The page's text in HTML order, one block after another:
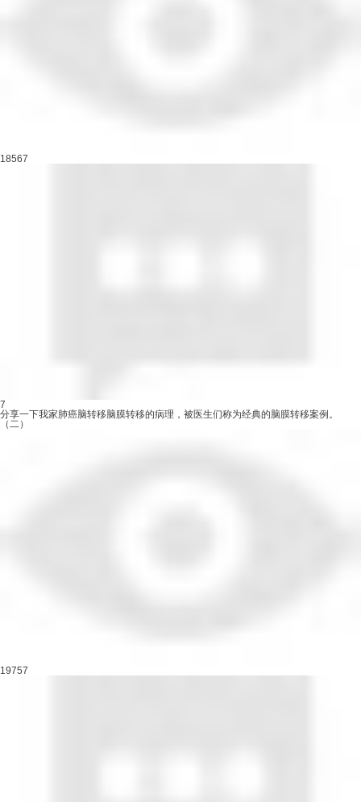
18567
7
分享一下我家肺癌脑转移脑膜转移的病理，被医生们称为经典的脑膜转移案例。
（二）
19757